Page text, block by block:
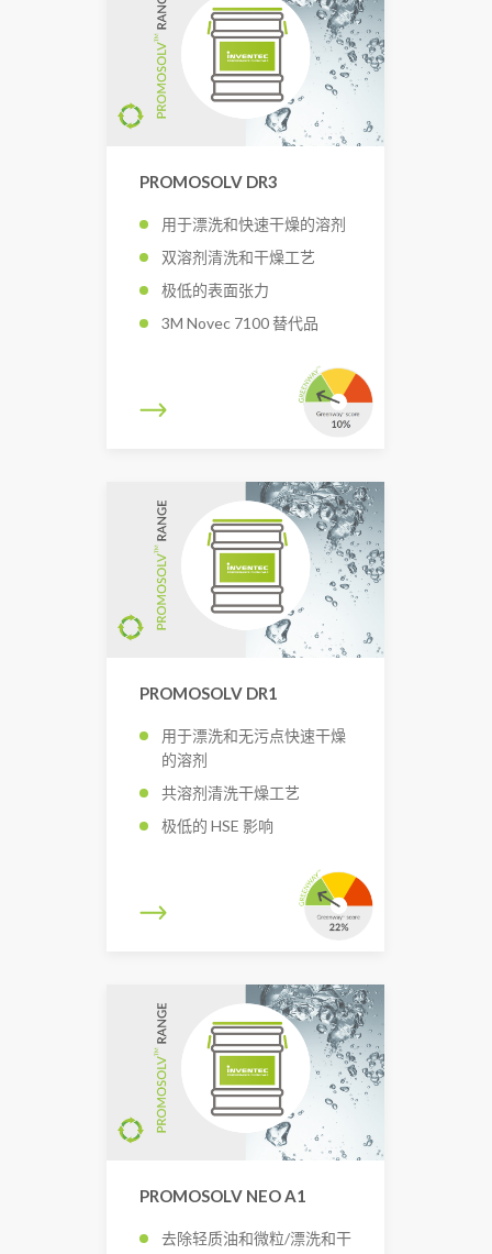
PROMOSOLV DR3
用于漂洗和快速干燥的溶剂
双溶剂清洗和干燥工艺
极低的表面张力
3M Novec 7100 替代品
PROMOSOLV DR1
用于漂洗和无污点快速干燥
的溶剂
共溶剂清洗干燥工艺
极低的 HSE 影响
PROMOSOLV NEO A1
去除轻质油和微粒/漂洗和干